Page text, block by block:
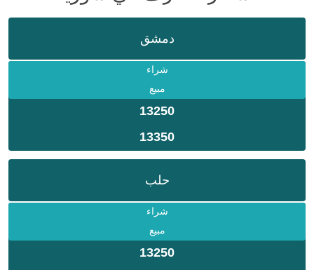
دمشق
شراء
مبيع
13250
13350
حلب
شراء
مبيع
13250